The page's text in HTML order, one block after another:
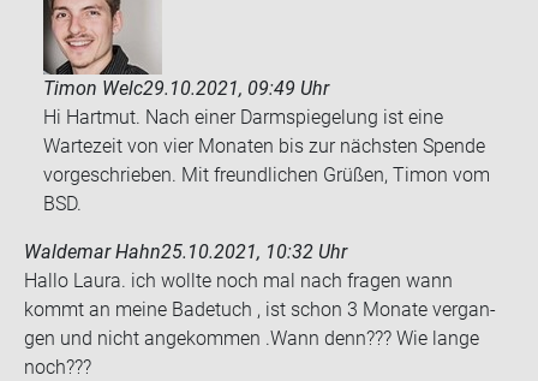
Timon Welc29.10.2021, 09:49 Uhr
Hi Hartmut. Nach einer Darmspiegelung ist eine
Wartezeit von vier Monaten bis zur nächsten Spende
vorgeschrieben. Mit freundlichen Grüßen, Timon vom
BSD.
Waldemar Hahn25.10.2021, 10:32 Uhr
Hallo Laura. ich woll­te noch mal nach fra­gen wann
kommt an meine Ba­de­tuch , ist schon 3 Mo­na­te ver­gan­
gen und nicht an­ge­kom­men .Wann denn??? Wie lange
noch???